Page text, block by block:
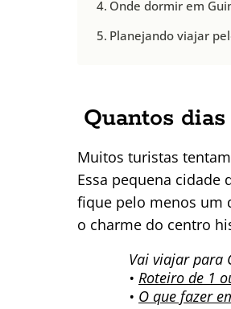
Onde dormir em
Planejando viajar
Quantos
Muitos turistas
Essa pequena cidade
fique pelo menos um
o charme do centro
Vai viajar para
• Roteiro de 1
• O que fazer